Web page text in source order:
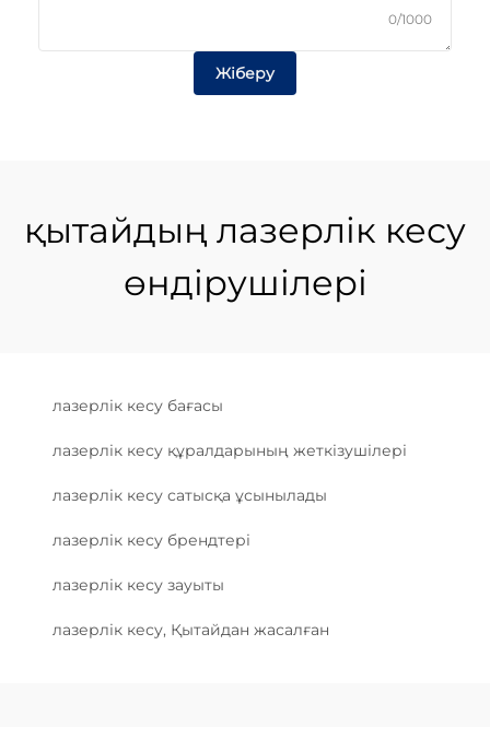
0/1000
Жіберу
қытайдың лазерлік кесу
өндірушілері
лазерлік кесу бағасы
лазерлік кесу құралдарының жеткізушілері
лазерлік кесу сатысқа ұсынылады
лазерлік кесу брендтері
лазерлік кесу зауыты
лазерлік кесу, Қытайдан жасалған